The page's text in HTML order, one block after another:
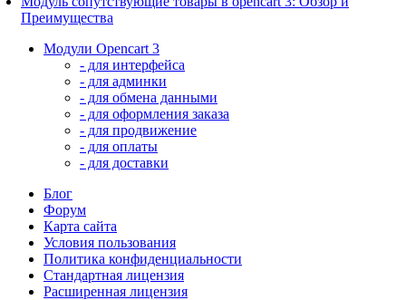
Преимущества
Модули Opencart 3
- для интерфейса
- для админки
- для обмена данными
- для оформления заказа
- для продвижение
- для оплаты
- для доставки
Блог
Форум
Карта сайта
Условия пользования
Политика конфиденциальности
Стандартная лицензия
Расширенная лицензия